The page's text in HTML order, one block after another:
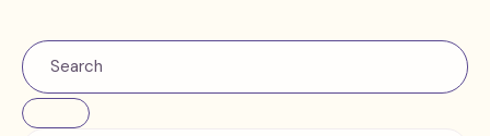
pentru-copii-
395947.html Primele zile
de grădiniţă, un mare